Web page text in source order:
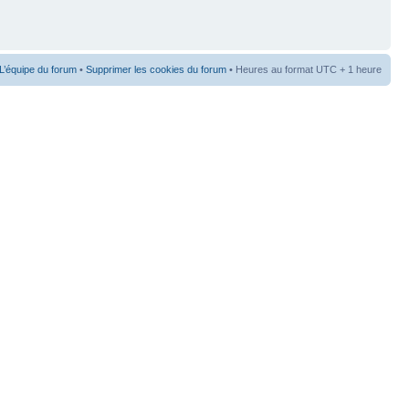
L’équipe du forum • Supprimer les cookies du forum • Heures au format UTC + 1 heure